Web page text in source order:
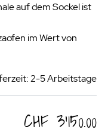
auf dem Sockel ist
im Wert von
2-5 Arbeitstage
CHF 3’150.00